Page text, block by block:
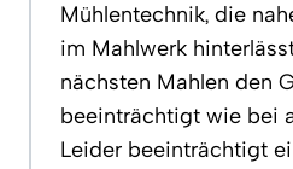
Mühlentechnik, die
im Mahlwerk
nächsten Mahlen den
beeinträchtigt wie bei
Leider beeinträchtigt